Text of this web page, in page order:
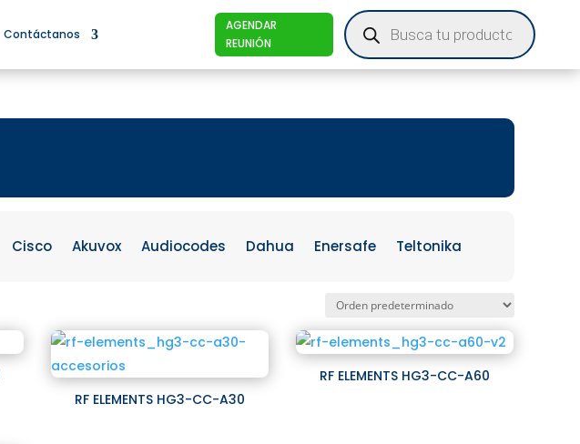
Contáctanos
AGENDAR
REUNIÓN
Products
search
Cisco Akuvox Audiocodes Dahua Enersafe Teltonika
RF ELEMENTS HG3-CC-A30
RF ELEMENTS HG3-CC-A60